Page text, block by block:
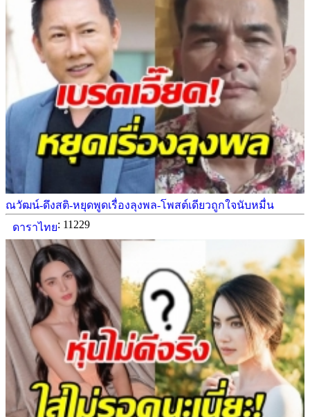
ณวัฒน์-ดึงสติ-หยุดพูดเรื่องลุงพล-โพสต์เดียวถูกใจนับหมื่น
ดาราไทย: 11229